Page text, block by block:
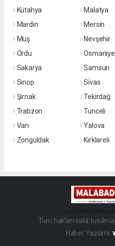
Kütahya
Malatya
Mardin
Mersin
Muş
Nevşehir
Ordu
Osmaniye
Sakarya
Samsun
Sinop
Sivas
Şırnak
Tekirdağ
Trabzon
Tunceli
Van
Yalova
Zonguldak
Kırklareli
Tüm hakları saklı
Haber Yazılımı: